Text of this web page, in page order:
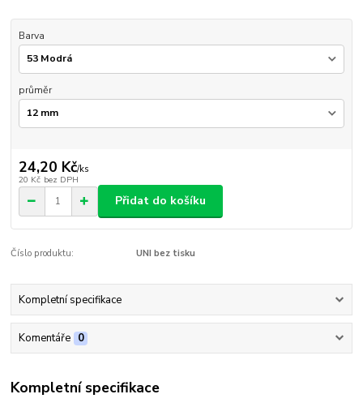
Barva
průměr
24,20 Kč/ks
20 Kč bez DPH
Přidat do košíku
Číslo produktu: UNI bez tisku
Kompletní specifikace
Komentáře 0
Kompletní specifikace